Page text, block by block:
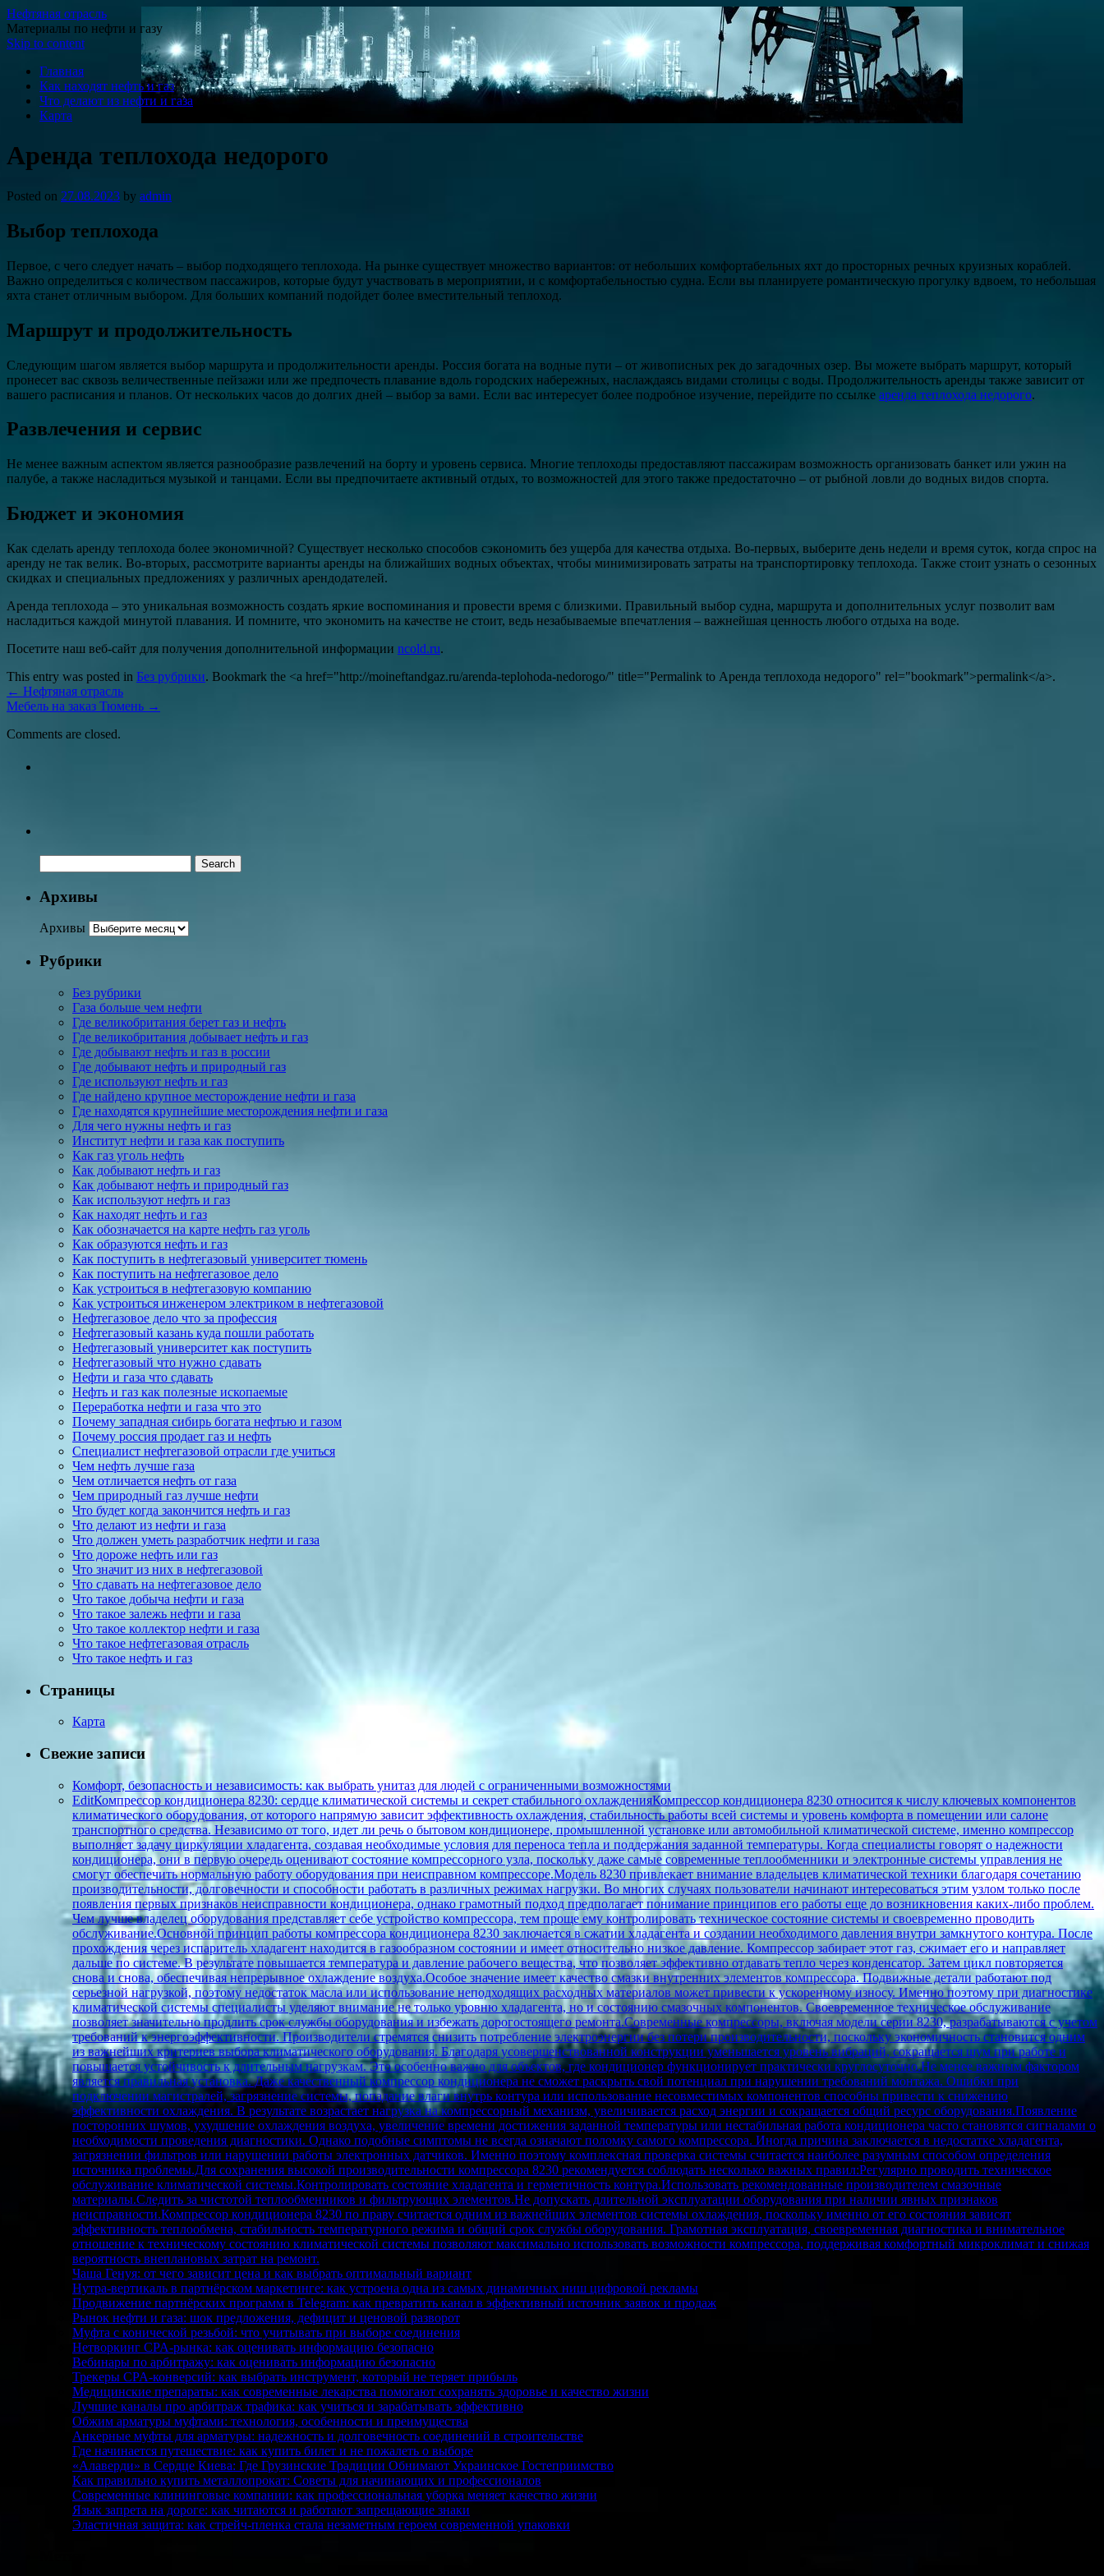
Нефтяная отрасль
Материалы по нефти и газу
Skip to content
Главная
Как находят нефть и газ
Что делают из нефти и газа
Карта
Аренда теплохода недорого
Posted on 27.08.2023 by admin
Выбор теплохода
Первое, с чего следует начать – выбор подходящего теплохода. На рынке существует множество вариантов: от небольших комфортабельных яхт до просторных речных круизных кораблей.
Важно определиться с количеством пассажиров, которые будут участвовать в мероприятии, и с комфортабельностью судна. Если вы планируете романтическую прогулку вдвоем, то небольшая
яхта станет отличным выбором. Для больших компаний подойдет более вместительный теплоход.
Маршрут и продолжительность
Следующим шагом является выбор маршрута и продолжительности аренды. Россия богата на водные пути – от живописных рек до загадочных озер. Вы можете выбрать маршрут, который
пронесет вас сквозь величественные пейзажи или же предпочесть плавание вдоль городских набережных, наслаждаясь видами столицы с воды. Продолжительность аренды также зависит от
вашего расписания и планов. От нескольких часов до долгих дней – выбор за вами. Если вас интересует более подробное изучение, перейдите по ссылке аренда теплохода недорого.
Развлечения и сервис
Не менее важным аспектом является разнообразие развлечений на борту и уровень сервиса. Многие теплоходы предоставляют пассажирам возможность организовать банкет или ужин на
палубе, а также насладиться музыкой и танцами. Если вы предпочитаете активный отдых, то возможностей для этого также предостаточно – от рыбной ловли до водных видов спорта.
Бюджет и экономия
Как сделать аренду теплохода более экономичной? Существует несколько способов сэкономить без ущерба для качества отдыха. Во-первых, выберите день недели и время суток, когда спрос на
аренду не так велик. Во-вторых, рассмотрите варианты аренды на ближайших водных объектах, чтобы минимизировать затраты на транспортировку теплохода. Также стоит узнать о сезонных
скидках и специальных предложениях у различных арендодателей.
Аренда теплохода – это уникальная возможность создать яркие воспоминания и провести время с близкими. Правильный выбор судна, маршрута и дополнительных услуг позволит вам
насладиться каждой минутой плавания. И помните, что экономить на качестве не стоит, ведь незабываемые впечатления – важнейшая ценность любого отдыха на воде.
Посетите наш веб-сайт для получения дополнительной информации ncold.ru.
This entry was posted in Без рубрики. Bookmark the <a href="http://moineftandgaz.ru/arenda-teplohoda-nedorogo/" title="Permalink to Аренда теплохода недорого" rel="bookmark">permalink</a>.
← Нефтяная отрасль
Мебель на заказ Тюмень →
Comments are closed.
Архивы
Архивы
Рубрики
Без рубрики
Газа больше чем нефти
Где великобритания берет газ и нефть
Где великобритания добывает нефть и газ
Где добывают нефть и газ в россии
Где добывают нефть и природный газ
Где используют нефть и газ
Где найдено крупное месторождение нефти и газа
Где находятся крупнейшие месторождения нефти и газа
Для чего нужны нефть и газ
Институт нефти и газа как поступить
Как газ уголь нефть
Как добывают нефть и газ
Как добывают нефть и природный газ
Как используют нефть и газ
Как находят нефть и газ
Как обозначается на карте нефть газ уголь
Как образуются нефть и газ
Как поступить в нефтегазовый университет тюмень
Как поступить на нефтегазовое дело
Как устроиться в нефтегазовую компанию
Как устроиться инженером электриком в нефтегазовой
Нефтегазовое дело что за профессия
Нефтегазовый казань куда пошли работать
Нефтегазовый университет как поступить
Нефтегазовый что нужно сдавать
Нефти и газа что сдавать
Нефть и газ как полезные ископаемые
Переработка нефти и газа что это
Почему западная сибирь богата нефтью и газом
Почему россия продает газ и нефть
Специалист нефтегазовой отрасли где учиться
Чем нефть лучше газа
Чем отличается нефть от газа
Чем природный газ лучше нефти
Что будет когда закончится нефть и газ
Что делают из нефти и газа
Что должен уметь разработчик нефти и газа
Что дороже нефть или газ
Что значит из них в нефтегазовой
Что сдавать на нефтегазовое дело
Что такое добыча нефти и газа
Что такое залежь нефти и газа
Что такое коллектор нефти и газа
Что такое нефтегазовая отрасль
Что такое нефть и газ
Страницы
Карта
Свежие записи
Комфорт, безопасность и независимость: как выбрать унитаз для людей с ограниченными возможностями
EditКомпрессор кондиционера 8230: сердце климатической системы и секрет стабильного охлажденияКомпрессор кондиционера 8230 относится к числу ключевых компонентов
климатического оборудования, от которого напрямую зависит эффективность охлаждения, стабильность работы всей системы и уровень комфорта в помещении или салоне
транспортного средства. Независимо от того, идет ли речь о бытовом кондиционере, промышленной установке или автомобильной климатической системе, именно компрессор
выполняет задачу циркуляции хладагента, создавая необходимые условия для переноса тепла и поддержания заданной температуры. Когда специалисты говорят о надежности
кондиционера, они в первую очередь оценивают состояние компрессорного узла, поскольку даже самые современные теплообменники и электронные системы управления не
смогут обеспечить нормальную работу оборудования при неисправном компрессоре.Модель 8230 привлекает внимание владельцев климатической техники благодаря сочетанию
производительности, долговечности и способности работать в различных режимах нагрузки. Во многих случаях пользователи начинают интересоваться этим узлом только после
появления первых признаков неисправности кондиционера, однако грамотный подход предполагает понимание принципов его работы еще до возникновения каких-либо проблем.
Чем лучше владелец оборудования представляет себе устройство компрессора, тем проще ему контролировать техническое состояние системы и своевременно проводить
обслуживание.Основной принцип работы компрессора кондиционера 8230 заключается в сжатии хладагента и создании необходимого давления внутри замкнутого контура. После
прохождения через испаритель хладагент находится в газообразном состоянии и имеет относительно низкое давление. Компрессор забирает этот газ, сжимает его и направляет
дальше по системе. В результате повышается температура и давление рабочего вещества, что позволяет эффективно отдавать тепло через конденсатор. Затем цикл повторяется
снова и снова, обеспечивая непрерывное охлаждение воздуха.Особое значение имеет качество смазки внутренних элементов компрессора. Подвижные детали работают под
серьезной нагрузкой, поэтому недостаток масла или использование неподходящих расходных материалов может привести к ускоренному износу. Именно поэтому при диагностике
климатической системы специалисты уделяют внимание не только уровню хладагента, но и состоянию смазочных компонентов. Своевременное техническое обслуживание
позволяет значительно продлить срок службы оборудования и избежать дорогостоящего ремонта.Современные компрессоры, включая модели серии 8230, разрабатываются с учетом
требований к энергоэффективности. Производители стремятся снизить потребление электроэнергии без потери производительности, поскольку экономичность становится одним
из важнейших критериев выбора климатического оборудования. Благодаря усовершенствованной конструкции уменьшается уровень вибраций, сокращается шум при работе и
повышается устойчивость к длительным нагрузкам. Это особенно важно для объектов, где кондиционер функционирует практически круглосуточно.Не менее важным фактором
является правильная установка. Даже качественный компрессор кондиционера не сможет раскрыть свой потенциал при нарушении требований монтажа. Ошибки при
подключении магистралей, загрязнение системы, попадание влаги внутрь контура или использование несовместимых компонентов способны привести к снижению
эффективности охлаждения. В результате возрастает нагрузка на компрессорный механизм, увеличивается расход энергии и сокращается общий ресурс оборудования.Появление
посторонних шумов, ухудшение охлаждения воздуха, увеличение времени достижения заданной температуры или нестабильная работа кондиционера часто становятся сигналами о
необходимости проведения диагностики. Однако подобные симптомы не всегда означают поломку самого компрессора. Иногда причина заключается в недостатке хладагента,
загрязнении фильтров или нарушении работы электронных датчиков. Именно поэтому комплексная проверка системы считается наиболее разумным способом определения
источника проблемы.Для сохранения высокой производительности компрессора 8230 рекомендуется соблюдать несколько важных правил:Регулярно проводить техническое
обслуживание климатической системы.Контролировать состояние хладагента и герметичность контура.Использовать рекомендованные производителем смазочные
материалы.Следить за чистотой теплообменников и фильтрующих элементов.Не допускать длительной эксплуатации оборудования при наличии явных признаков
неисправности.Компрессор кондиционера 8230 по праву считается одним из важнейших элементов системы охлаждения, поскольку именно от его состояния зависят
эффективность теплообмена, стабильность температурного режима и общий срок службы оборудования. Грамотная эксплуатация, своевременная диагностика и внимательное
отношение к техническому состоянию климатической системы позволяют максимально использовать возможности компрессора, поддерживая комфортный микроклимат и снижая
вероятность внеплановых затрат на ремонт.
Чаша Генуя: от чего зависит цена и как выбрать оптимальный вариант
Нутра-вертикаль в партнёрском маркетинге: как устроена одна из самых динамичных ниш цифровой рекламы
Продвижение партнёрских программ в Telegram: как превратить канал в эффективный источник заявок и продаж
Рынок нефти и газа: шок предложения, дефицит и ценовой разворот
Муфта с конической резьбой: что учитывать при выборе соединения
Нетворкинг CPA-рынка: как оценивать информацию безопасно
Вебинары по арбитражу: как оценивать информацию безопасно
Трекеры CPA-конверсий: как выбрать инструмент, который не теряет прибыль
Медицинские препараты: как современные лекарства помогают сохранять здоровье и качество жизни
Лучшие каналы про арбитраж трафика: как учиться и зарабатывать эффективно
Обжим арматуры муфтами: технология, особенности и преимущества
Анкерные муфты для арматуры: надежность и долговечность соединений в строительстве
Где начинается путешествие: как купить билет и не пожалеть о выборе
«Алаверди» в Сердце Киева: Где Грузинские Традиции Обнимают Украинское Гостеприимство
Как правильно купить металлопрокат: Советы для начинающих и профессионалов
Современные клининговые компании: как профессиональная уборка меняет качество жизни
Язык запрета на дороге: как читаются и работают запрещающие знаки
Эластичная защита: как стрейч-пленка стала незаметным героем современной упаковки